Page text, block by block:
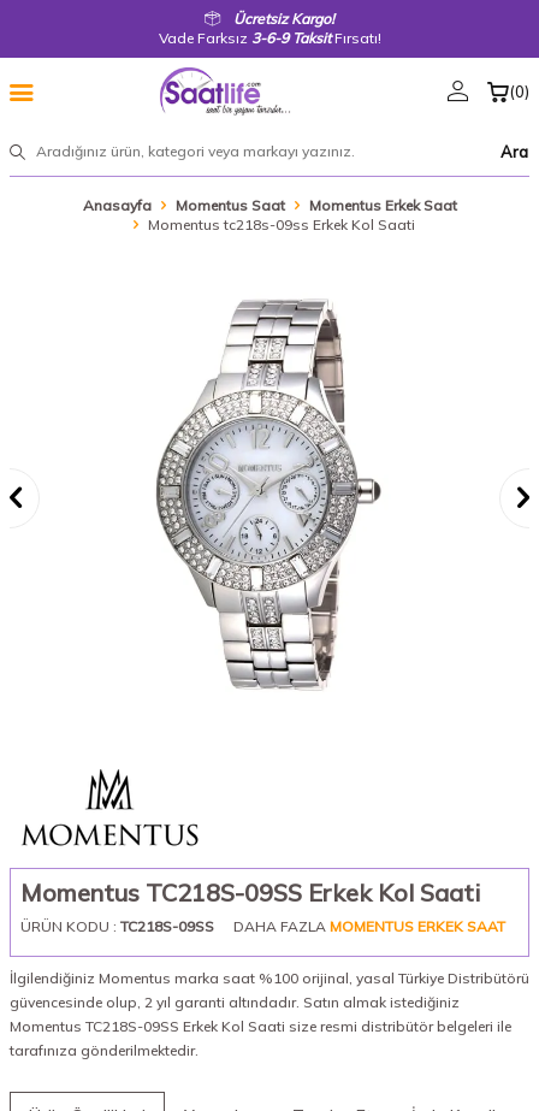
Ücretsiz Kargo!
Vade Farksız 3-6-9 TaksitFırsatı!
Ara
(0)
Anasayfa Momentus Saat
Momentus Erkek Saat
Momentus tc218s-09ss Erkek Kol Saati
Momentus TC218S-09SS Erkek Kol Saati
ÜRÜN KODU : TC218S-09SS DAHA FAZLA MOMENTUS ERKEK SAAT
İlgilendiğiniz Momentus marka saat %100 orijinal, yasal Türkiye Distribütörü
güvencesinde olup, 2 yıl garanti altındadır. Satın almak istediğiniz
Momentus TC218S-09SS Erkek Kol Saati size resmi distribütör belgeleri ile
tarafınıza gönderilmektedir.